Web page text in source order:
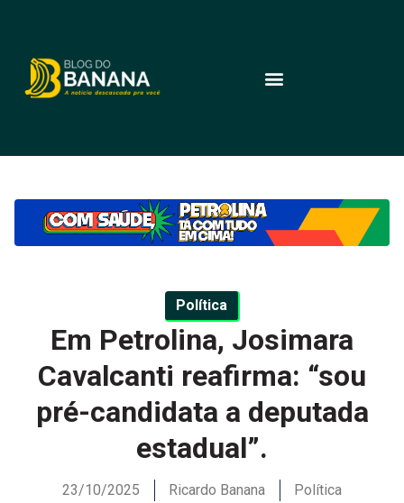
Política
Em Petrolina, Josimara
Cavalcanti reafirma: “sou
pré-candidata a deputada
estadual”.
23/10/2025 Ricardo Banana Política